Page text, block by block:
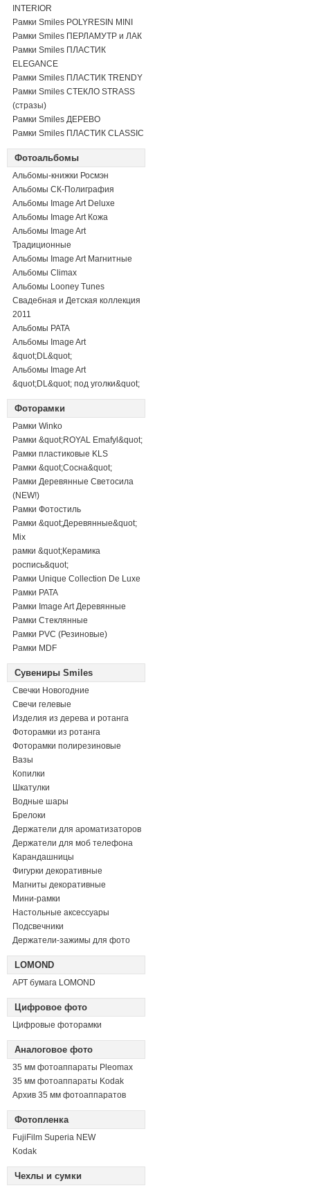
INTERIOR
Рамки Smiles POLYRESIN MINI
Рамки Smiles ПЕРЛАМУТР и ЛАК
Рамки Smiles ПЛАСТИК
ELEGANCE
Рамки Smiles ПЛАСТИК TRENDY
Рамки Smiles СТЕКЛО STRASS
(стразы)
Рамки Smiles ДЕРЕВО
Рамки Smiles ПЛАСТИК CLASSIC
Фотоальбомы
Альбомы-книжки Росмэн
Альбомы СК-Полиграфия
Альбомы Image Art Deluxe
Альбомы Image Art Кожа
Альбомы Image Art
Традиционные
Альбомы Image Art Магнитные
Альбомы Climax
Альбомы Looney Tunes
Свадебная и Детская коллекция
2011
Альбомы PATA
Альбомы Image Art
&quot;DL&quot;
Альбомы Image Art
&quot;DL&quot; под уголки&quot;
Фоторамки
Рамки Winko
Рамки &quot;ROYAL Emafyl&quot;
Рамки пластиковые KLS
Рамки &quot;Сосна&quot;
Рамки Деревянные Светосила
(NEW!)
Рамки Фотостиль
Рамки &quot;Деревянные&quot;
Mix
рамки &quot;Керамика
роспись&quot;
Рамки Unique Collection De Luxe
Рамки PATA
Рамки Image Art Деревянные
Рамки Стеклянные
Рамки PVC (Резиновые)
Рамки MDF
Сувениры Smiles
Свечки Новогодние
Свечи гелевые
Изделия из дерева и ротанга
Фоторамки из ротанга
Фоторамки полирезиновые
Вазы
Копилки
Шкатулки
Водные шары
Брелоки
Держатели для ароматизаторов
Держатели для моб телефона
Карандашницы
Фигурки декоративные
Магниты декоративные
Мини-рамки
Настольные аксессуары
Подсвечники
Держатели-зажимы для фото
LOMOND
АРТ бумага LOMOND
Цифровое фото
Цифровые фоторамки
Аналоговое фото
35 мм фотоаппараты Pleomax
35 мм фотоаппараты Kodak
Архив 35 мм фотоаппаратов
Фотопленка
FujiFilm Superia NEW
Kodak
Чехлы и сумки